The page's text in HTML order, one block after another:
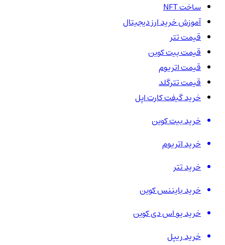
ساخت NFT
آموزش خرید ارز دیجیتال
قیمت تتر
قیمت بیت کوین
قیمت اتریوم
قیمت تترگلد
خرید گیفت کارت اپل
خرید بیت کوین
خرید اتریوم
خرید تتر
خرید بایننس کوین
خرید یو اس دی کوین
خرید ریپل